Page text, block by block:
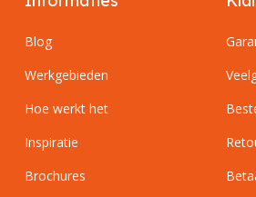
Blog
Werkgebieden
Hoe werkt het
Inspiratie
Brochures